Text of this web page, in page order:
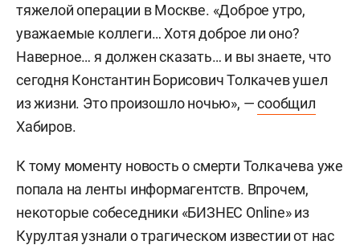
тяжелой операции в Москве. «Доброе утро,
уважаемые коллеги… Хотя доброе ли оно?
Наверное… я должен сказать… и вы знаете, что
сегодня Константин Борисович Толкачев ушел
из жизни. Это произошло ночью», —сообщил
Хабиров.
К тому моменту новость о смерти Толкачева уже
попала на ленты информагентств. Впрочем,
некоторые собеседники «БИЗНЕС Online» из
Курултая узнали о трагическом известии от нас